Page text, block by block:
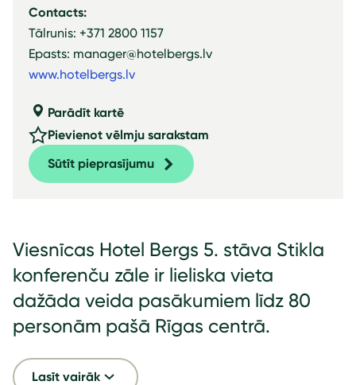
Contacts:
Tālrunis: +371 2800 1157
Epasts: manager@hotelbergs.lv
www.hotelbergs.lv
Parādīt kartē
Pievienot vēlmju sarakstam
Sūtīt pieprasījumu
Viesnīcas Hotel Bergs 5. stāva Stikla
konferenču zāle ir lieliska vieta
dažāda veida pasākumiem līdz 80
personām pašā Rīgas centrā.
Lasīt vairāk